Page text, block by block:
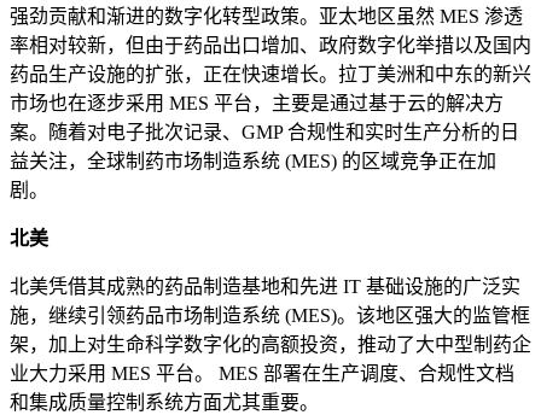
强劲贡献和渐进的数字化转型政策。亚太地区虽然 MES 渗透
率相对较新，但由于药品出口增加、政府数字化举措以及国内
药品生产设施的扩张，正在快速增长。拉丁美洲和中东的新兴
市场也在逐步采用 MES 平台，主要是通过基于云的解决方
案。随着对电子批次记录、GMP 合规性和实时生产分析的日
益关注，全球制药市场制造系统 (MES) 的区域竞争正在加
剧。
北美
北美凭借其成熟的药品制造基地和先进 IT 基础设施的广泛实
施，继续引领药品市场制造系统 (MES)。该地区强大的监管框
架，加上对生命科学数字化的高额投资，推动了大中型制药企
业大力采用 MES 平台。 MES 部署在生产调度、合规性文档
和集成质量控制系统方面尤其重要。